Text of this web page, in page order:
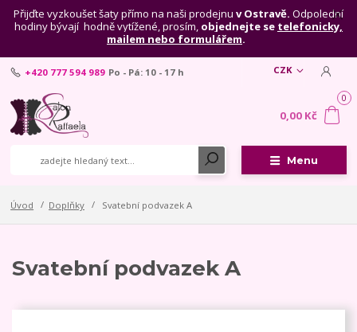
Přijďte vyzkoušet šaty přímo na naši prodejnu v Ostravě. Odpolední
hodiny bývají hodně vytížené, prosím, objednejte se telefonicky,
mailem nebo formulářem.
Menu
CZK
+420 777 594 989 Po - Pá: 10 - 17 h
0
0,00 Kč
Úvod Doplňky Svatební podvazek A
Svatební podvazek A